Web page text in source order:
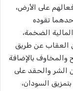
على الأرض،
تقوده
الضخمة،
العقاب عن طريق
والمخاوف بالإضافة
الشر والحقد على
السودان،